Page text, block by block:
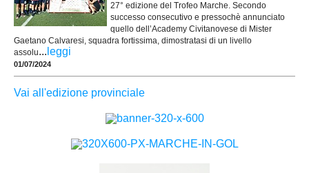
27° edizione del Trofeo Marche. Secondo
successo consecutivo e pressochè annunciato
quello dell’Academy Civitanovese di Mister
Gaetano Calvaresi, squadra fortissima, dimostratasi di un livello
assolu... leggi
01/07/2024
Vai all'edizione provinciale